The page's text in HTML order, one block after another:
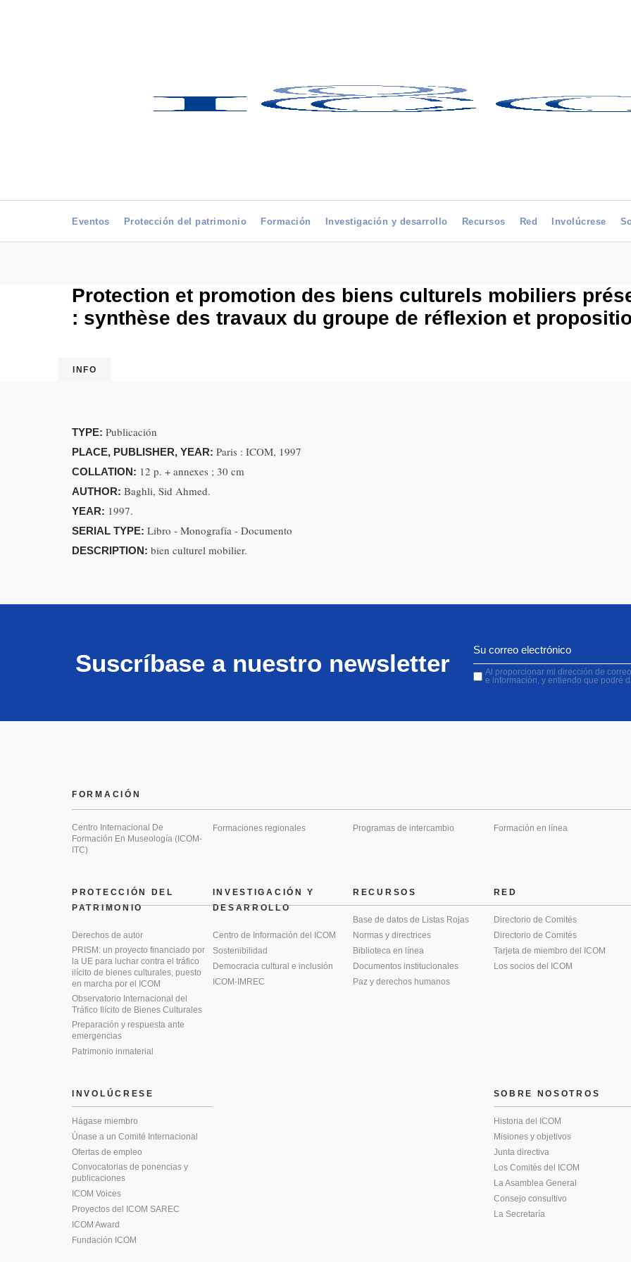
Eventos Protección del patrimonio Formación Investigación y desarrollo Recursos Red Involúcrese
Protection et promotion des biens culturels mobiliers
: synthèse des travaux du groupe de réflexion et
INFO
TYPE: Publicación
PLACE, PUBLISHER, YEAR: Paris : ICOM, 1997
COLLATION: 12 p. + annexes ; 30 cm
AUTHOR: Baghli, Sid Ahmed.
YEAR: 1997.
SERIAL TYPE: Libro - Monografía - Documento
DESCRIPTION: bien culturel mobilier.
Suscríbase a nuestro newsletter
Al proporcionar mi dirección de
e información, y entiendo que podré
PROTECCIÓN DEL
PATRIMONIO
Derechos de autor
PRISM: un proyecto financiado por
la UE para luchar contra el tráfico
ilícito de bienes culturales, puesto
en marcha por el ICOM
Observatorio Internacional del
Tráfico Ilícito de Bienes Culturales
Preparación y respuesta ante
emergencias
Patrimonio inmaterial
FORMACIÓN
Centro Internacional De
Formación En Museología (ICOM-
ITC)
Formaciones regionales Programas de intercambio Formación en línea
INVESTIGACIÓN Y
DESARROLLO
Centro de Información del ICOM
Sostenibilidad
Democracia cultural e inclusión
ICOM-IMREC
RECURSOS
Base de datos de Listas Rojas
Normas y directrices
Biblioteca en línea
Documentos institucionales
Paz y derechos humanos
RED
Directorio de Comités
Directorio de Comités
Tarjeta de miembro del ICOM
Los socios del ICOM
INVOLÚCRESE
Hágase miembro
Únase a un Comité Internacional
Ofertas de empleo
Convocatorias de ponencias y
publicaciones
ICOM Voices
Proyectos del ICOM SAREC
ICOM Award
Fundación ICOM
SOBRE NOSOTROS
Historia del ICOM
Misiones y objetivos
Junta directiva
Los Comités del ICOM
La Asamblea General
Consejo consultivo
La Secretaría